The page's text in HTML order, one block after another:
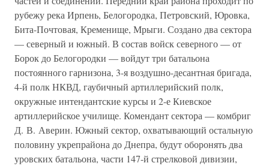
рубежу река Ирпень, Белогородка, Петровский, Юровка,
Бита-Почтовая, Кременище, Мрыги. Создано два сектора
— северный и южный. В состав войск северного — от
Борок до Белогородки — войдут три батальона
постоянного гарнизона, 3-я воздушно-десантная бригада,
4-й полк НКВД, гаубичный артиллерийский полк,
окружные интендантские курсы и 2-е Киевское
артиллерийское училище. Комендант сектора — комбриг
Д. В. Аверин. Южный сектор, охватывающий остальную
половину укрепрайона до Днепра, будут оборонять два
уровских батальона, части 147-й стрелковой дивизии,